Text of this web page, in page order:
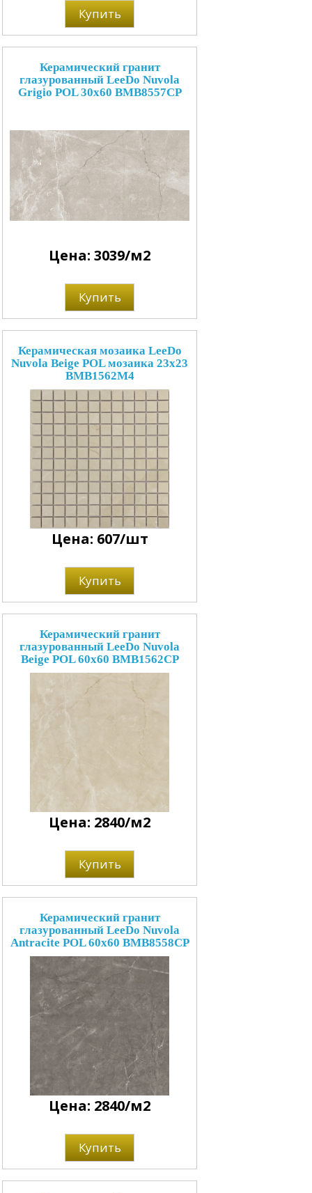
Купить
Керамический гранит
глазурованный LeeDo Nuvola
Grigio POL 30x60 BMB8557CP
Цена: 3039/м2
Купить
Керамическая мозаика LeeDo
Nuvola Beige POL мозаика 23x23
BMB1562M4
Цена: 607/шт
Купить
Керамический гранит
глазурованный LeeDo Nuvola
Beige POL 60x60 BMB1562CP
Цена: 2840/м2
Купить
Керамический гранит
глазурованный LeeDo Nuvola
Antracite POL 60x60 BMB8558CP
Цена: 2840/м2
Купить